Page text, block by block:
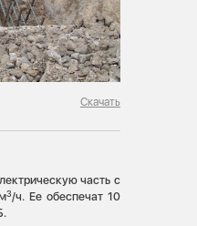
Скачать
часть с
3/ч. Ее обеспечат 10